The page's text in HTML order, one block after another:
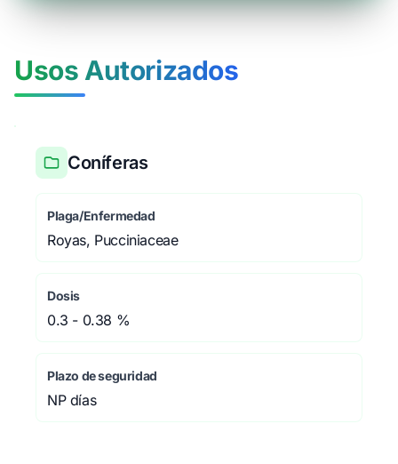
Usos Autorizados
Coníferas
Plaga/Enfermedad
Royas, Pucciniaceae
Dosis
0.3 - 0.38 %
Plazo de seguridad
NP días